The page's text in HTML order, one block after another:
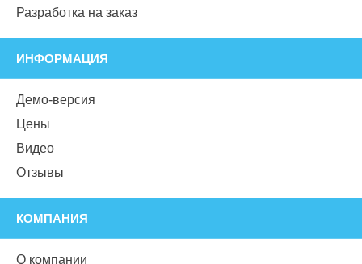
Разработка на заказ
ИНФОРМАЦИЯ
Демо-версия
Цены
Видео
Отзывы
КОМПАНИЯ
О компании